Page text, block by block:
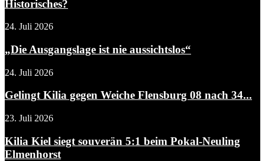
Historisches?
24. Juli 2026
„Die Ausgangslage ist nie aussichtslos“
24. Juli 2026
Gelingt Kilia gegen Weiche Flensburg 08 nach 34...
23. Juli 2026
Kilia Kiel siegt souverän 5:1 beim Pokal-Neuling
Elmenhorst